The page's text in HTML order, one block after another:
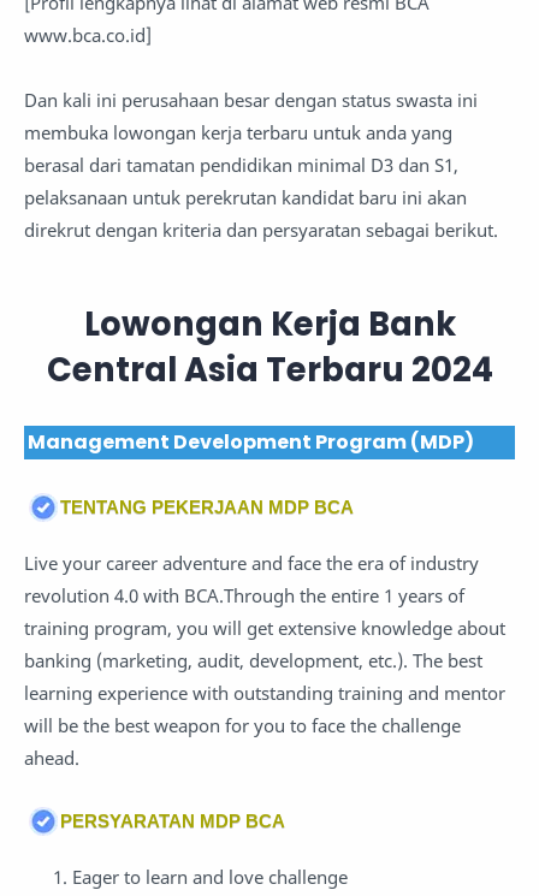
www.bca.co.id]
Dan kali ini perusahaan besar dengan status swasta ini
membuka lowongan kerja terbaru untuk anda yang
berasal dari tamatan pendidikan minimal D3 dan S1,
pelaksanaan untuk perekrutan kandidat baru ini akan
direkrut dengan kriteria dan persyaratan sebagai berikut.
Lowongan Kerja Bank
Central Asia Terbaru 2024
Management Development Program (MDP)
TENTANG PEKERJAAN MDP BCA
Live your career adventure and face the era of industry
revolution 4.0 with BCA.Through the entire 1 years of
training program, you will get extensive knowledge about
banking (marketing, audit, development, etc.). The best
learning experience with outstanding training and mentor
will be the best weapon for you to face the challenge
ahead.
PERSYARATAN MDP BCA
Eager to learn and love challenge